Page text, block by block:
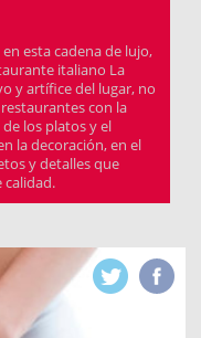
esta cadena de lujo,
italiano La
y artífice del lugar, no
con la
los platos y el
la decoración, en el
y detalles que
calidad.